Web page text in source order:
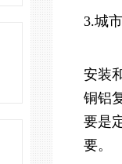
3.城
安装
铜铝
要是
要。